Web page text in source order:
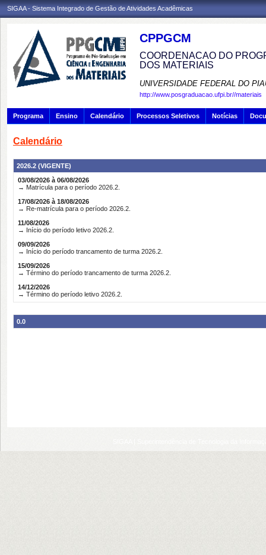
SIGAA - Sistema Integrado de Gestão de Atividades Acadêmicas
CPPGCM
COORDENACAO DO
DOS MATERIAIS
UNIVERSIDADE FEDERAL DO
http://www.posgraduacao.ufpi.br//materiais
Programa Ensino Calendário Processos Seletivos Notícias
Calendário
2026.2 (VIGENTE)
03/08/2026 à 06/08/2026
→ Matrícula para o período 2026.2.
17/08/2026 à 18/08/2026
→ Re-matrícula para o período 2026.2.
11/08/2026
→ Início do período letivo 2026.2.
09/09/2026
→ Início do período trancamento de turma 2026.2.
15/09/2026
→ Término do período trancamento de turma 2026.2.
14/12/2026
→ Término do período letivo 2026.2.
0.0